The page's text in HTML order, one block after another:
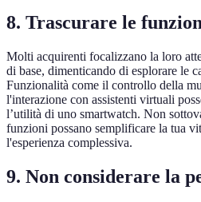
8. Trascurare le
Molti acquirenti focalizzano la loro
di base, dimenticando di esplorare le
Funzionalità come il controllo della
l'interazione con assistenti virtuali
l’utilità di uno smartwatch. Non
funzioni possano semplificare la tua
l'esperienza complessiva.
9. Non considerare la